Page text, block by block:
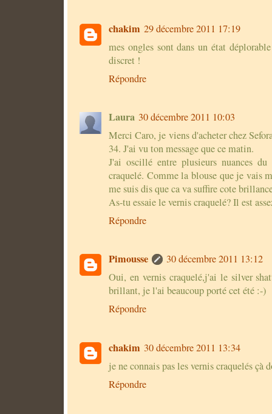
chakim 29 décembre 2011 17:19
mes ongles sont dans un état
discret !
Répondre
Laura 30 décembre 2011 10:03
Merci Caro, je viens d'acheter chez
34. J'ai vu ton message que ce matin.
J'ai oscillé entre plusieurs nuances
craquelé. Comme la blouse que je vais
me suis dis que ca va suffire cote
As-tu essaie le vernis craquelé? Il est
Répondre
Pimousse
30 décembre 2011 13:12
Oui, en vernis craquelé,j'ai le silver
brillant, je l'ai beaucoup porté cet été :-)
Répondre
chakim 30 décembre 2011 13:34
je ne connais pas les vernis craquelés çà
Répondre